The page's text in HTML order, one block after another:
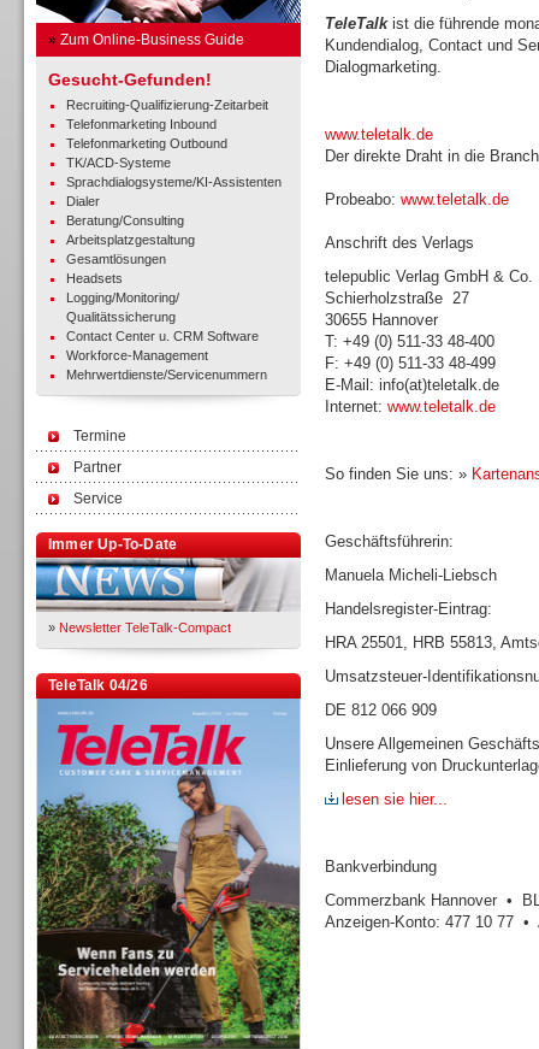
» Zum Online-Business Guide
Gesucht-Gefunden!
Recruiting-Qualifizierung-Zeitarbeit
Telefonmarketing Inbound
Telefonmarketing Outbound
TK/ACD-Systeme
Sprachdialogsysteme/KI-Assistenten
Dialer
Beratung/Consulting
Arbeitsplatzgestaltung
Gesamtlösungen
Headsets
Logging/Monitoring/
Qualitätssicherung
Contact Center u. CRM Software
Workforce-Management
Mehrwertdienste/Servicenummern
Termine
Partner
Service
Immer Up-To-Date
» Newsletter TeleTalk-Compact
TeleTalk 04/26
TK- und ACD-Systeme
TeleTalkist die führende
Kundendialog, Contact und
Dialogmarketing.
www.teletalk.de
Der direkte Draht in die
Probeabo: www.teletalk.de
Anschrift des Verlags
telepublic Verlag GmbH & Co.
Schierholzstraße 27
30655 Hannover
T: +49 (0) 511-33 48-400
F: +49 (0) 511-33 48-499
E-Mail: info(at)teletalk.de
Internet: www.teletalk.de
So finden Sie uns: »
Geschäftsführerin:
Manuela Micheli-Liebsch
Handelsregister-Eintrag:
HRA 25501, HRB 55813,
Umsatzsteuer-
DE 812 066 909
Unsere Allgemeinen
Einlieferung von
lesen sie hier...
Bankverbindung
Commerzbank Hannover •
Anzeigen-Konto: 477 10 77 •